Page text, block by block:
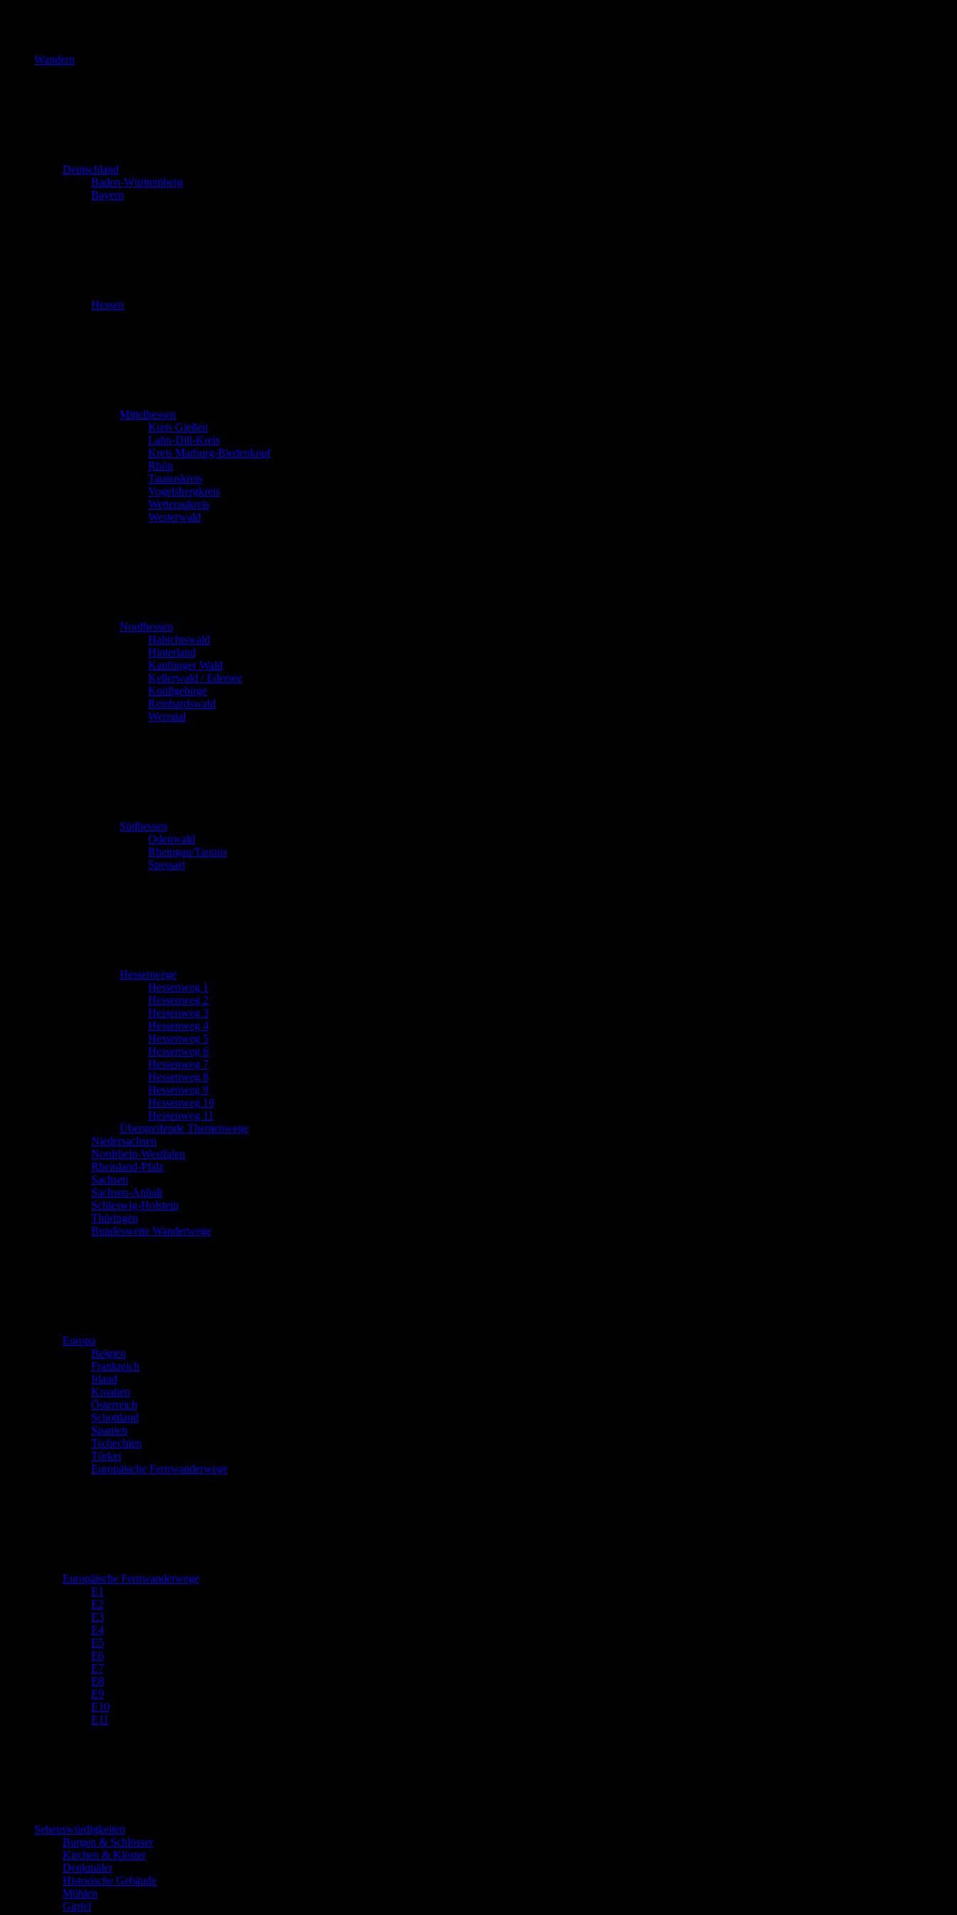
Wandern
Deutschland
Baden-Württemberg
Bayern
Hessen
Mittelhessen
Kreis Gießen
Lahn-Dill-Kreis
Kreis Marburg-Biedenkopf
Rhön
Taunuskreis
Vogelsbergkreis
Wetteraukreis
Westerwald
Nordhessen
Habichtswald
Hinterland
Kaufunger Wald
Kellerwald / Edersee
Knüllgebirge
Reinhardswald
Werratal
Südhessen
Odenwald
Rheingau/Taunus
Spessart
Hessenwege
Hessenweg 1
Hessenweg 2
Hessenweg 3
Hessenweg 4
Hessenweg 5
Hessenweg 6
Hessenweg 7
Hessenweg 8
Hessenweg 9
Hessenweg 10
Hessenweg 11
Übergreifende Themenwege
Niedersachsen
Nordrhein-Westfalen
Rheinland-Pfalz
Sachsen
Sachsen-Anhalt
Schleswig-Holstein
Thüringen
Bundesweite Wanderwege
Europa
Belgien
Frankreich
Irland
Kroatien
Österreich
Schottland
Spanien
Tschechien
Türkei
Europäische Fernwanderwege
Europäische Fernwanderwege
E1
E2
E3
E4
E5
E6
E7
E8
E9
E10
E11
Sehenswürdigkeiten
Burgen & Schlösser
Kirchen & Klöster
Denkmäler
Historische Gebäude
Mühlen
Gipfel